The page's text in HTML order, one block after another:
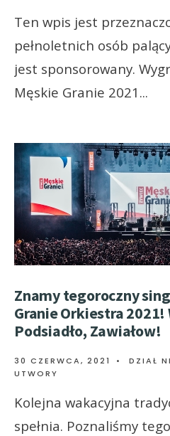
Ten wpis jest
pełnoletnich osób
jest sponsorowany.
Męskie Granie 2021 ...
Znamy tegoroczny
Granie Orkiestra 2021!
Podsiadło, Zawiałow!
30 CZERWCA, 2021 • DZIAŁ
UTWORY
Kolejna wakacyjna
spełnia. Poznaliśmy